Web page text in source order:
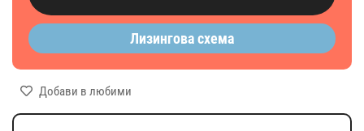
Лизингова схема
Добави в любими